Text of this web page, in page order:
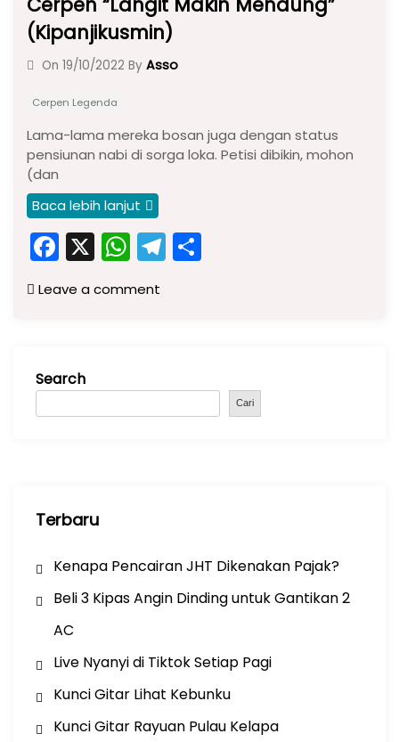
(Kipanjikusmin)
On 19/10/2022 By Asso
Cerpen Legenda
Lama-lama mereka bosan juga dengan status
pensiunan nabi di sorga loka. Petisi dibikin, mohon
(dan
Baca lebih lanjut
F
a
c
o
o
X W
h
a
p
p
T
el
m
Leave a comment
Search
Cari
Terbaru
Kenapa Pencairan JHT Dikenakan Pajak?
Beli 3 Kipas Angin Dinding untuk Gantikan 2
AC
Live Nyanyi di Tiktok Setiap Pagi
Kunci Gitar Lihat Kebunku
Kunci Gitar Rayuan Pulau Kelapa